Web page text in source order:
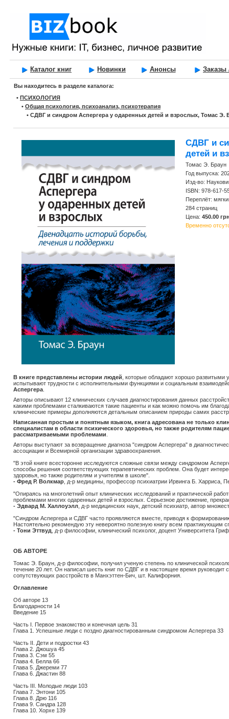
Каталог книг Новинки Анонсы Заказы
Вы находитесь в разделе каталога:
• ПСИХОЛОГИЯ
• Общая психология, психоанализ, психотерапия
• СДВГ и синдром Аспергера у одаренных детей и взрослых, Томас Э.
СДВГ и
детей и
Томас Э. Браун
Год выпуска:
Изд-во:
ISBN: 978-617-
Переплёт:
284 страниц
Цена: 450.00
Временно
В книге представлены истории людей , которые обладают хорошо
испытывают трудности с исполнительными функциями и социальным
Аспергера
Авторы описывают 12 клинических случаев диагностирования данных
какими проблемами сталкиваются такие пациенты и как можно помочь им
клинические примеры дополняются детальным описанием природы самих
Написанная простым и понятным языком, книга адресована не только
специалистам в области психического здоровья, но также родителям
рассматриваемыми проблемами
Авторы выступают за возвращение диагноза "синдром Аспергера" в
ассоциации и Всемирной организации здравоохранения.
"В этой книге всесторонне исследуются сложные связи между синдромом
способы решения соответствующих терапевтических проблем. Она будет
здоровья, но также родителям и учителям в школе".
- Фред Р. Волкмар , д-р медицины, профессор психиатрии Ирвинга Б. Харриса,
"Опираясь на многолетний опыт клинических исследований и практической
проблемами многих одаренных детей и взрослых. Серьезное достижение,
- Эдвард М. Халлоуэлл , д-р медицинских наук, детский психиатр, автор
"Синдром Аспергера и СДВГ часто проявляются вместе, приводя к
Настоятельно рекомендую эту невероятно полезную книгу всем практикующим
- Тони Эттвуд , д-р философии, клинический психолог, доцент Университета
ОБ АВТОРЕ
Томас Э. Браун, д-р философии, получил ученую степень по клинической
течение 20 лет. Он написал шесть книг по СДВГ и в настоящее время руководит
сопутствующих расстройств в Манхэттен-Бич, шт. Калифорния.
Оглавление
Об авторе 13
Благодарности 14
Введение 15
Часть I. Первое знакомство и конечная цель 31
Глава 1. Успешные люди с поздно диагностированным синдромом Аспергера 33
Часть II. Дети и подростки 43
Глава 2. Джошуа 45
Глава 3. Сэм 55
Глава 4. Белла 66
Глава 5. Джереми 77
Глава 6. Джастин 88
Часть III. Молодые люди 103
Глава 7. Энтони 105
Глава 8. Дрю 116
Глава 9. Сандра 128
Глава 10. Хорхе 139